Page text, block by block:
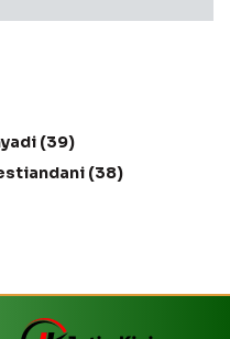
(39)
(38)